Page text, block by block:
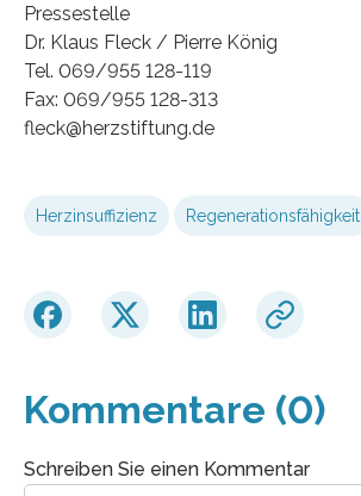
Pressestelle
Dr. Klaus Fleck / Pierre König
Tel. 069/955 128-119
Fax: 069/955 128-313
fleck@herzstiftung.de
Herzinsuffizienz Regenerationsfähigkeit
Kommentare (0)
Schreiben Sie einen Kommentar